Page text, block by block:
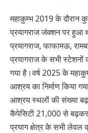
महाकुम्भ 2019 के दौरान
प्रयागराज जंक्शन पर हुआ
प्रयागराज, फाफामऊ,
प्रयागराज के सभी स्टेशनों
गया है।वर्ष 2025 के
आश्रय का निर्माण किया
आश्रय स्थलों की संख्या
कैपेसिटी 21,000 से
प्रयाग क्षेत्र के सभी लेवल